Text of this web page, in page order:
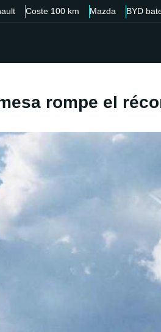
Coste 100 km Mazda BYD
rompe el